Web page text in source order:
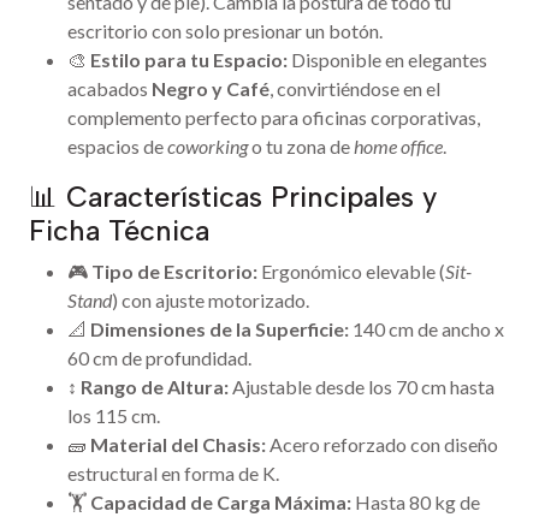
escritorio con solo presionar un botón.
🎨 Estilo para tu Espacio: Disponible en elegantes
acabados Negro y Café, convirtiéndose en el
complemento perfecto para oficinas corporativas,
espacios decoworkingo tu zona dehome office.
📊 Características Principales y
Ficha Técnica
🎮 Tipo de Escritorio: Ergonómico elevable (Sit-
Stand) con ajuste motorizado.
📐 Dimensiones de la Superficie: 140 cm de ancho x
60 cm de profundidad.
↕️ Rango de Altura:Ajustable desde los 70 cm hasta
los 115 cm.
🧱 Material del Chasis:Acero reforzado con diseño
estructural en forma de K.
🏋️ Capacidad de Carga Máxima: Hasta 80 kg de